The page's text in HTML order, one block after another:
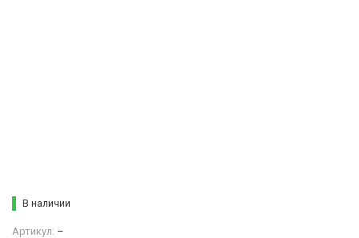
В наличии
Артикул: –